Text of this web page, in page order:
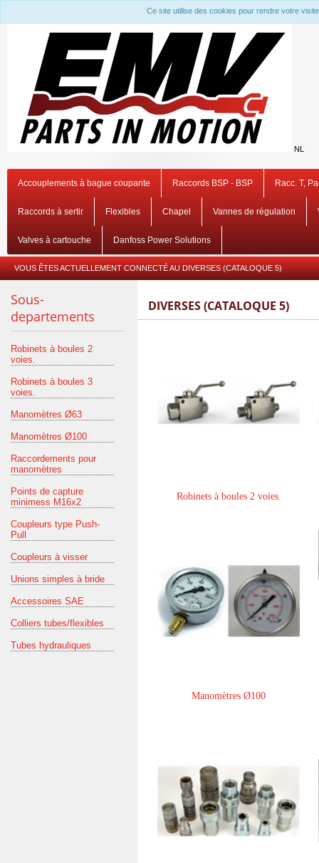
Ce site utilise des cookies pour rendre votre
NL
Accouplements à bague coupante Raccords BSP - BSP Racc. T,
Raccords à sertir Flexibles Chapel Vannes de régulation
Valves à cartouche Danfoss Power Solutions
VOUS ÊTES ACTUELLEMENT CONNECTÉ AU DIVERSES (CATALOQUE 5)
Sous-
departements
Robinets à boules 2
voies.
Robinets à boules 3
voies.
Manomètres Ø63
Manomètres Ø100
Raccordements pour
manomètres
Points de capture
minimess M16x2
Coupleurs type Push-
Pull
Coupleurs à visser
Unions simples à bride
Accessoires SAE
Colliers tubes/flexibles
Tubes hydrauliques
DIVERSES (CATALOQUE 5)
Robinets à boules 2 voies.
Manomètres Ø100